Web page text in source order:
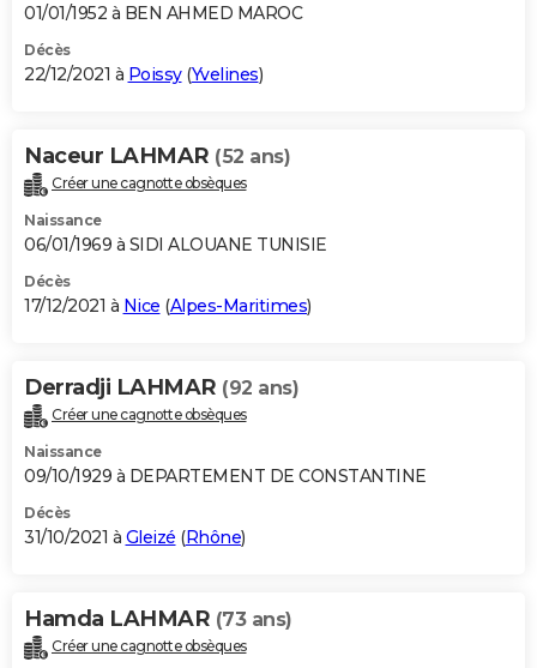
01/01/1952 à BEN AHMED MAROC
Décès
22/12/2021 à Poissy(Yvelines)
Naceur LAHMAR (52 ans)
Créer une cagnotte obsèques
Naissance
06/01/1969 à SIDI ALOUANE TUNISIE
Décès
17/12/2021 à Nice (Alpes-Maritimes)
Derradji LAHMAR (92 ans)
Créer une cagnotte obsèques
Naissance
09/10/1929 à DEPARTEMENT DE CONSTANTINE
Décès
31/10/2021 à Gleizé (Rhône)
Hamda LAHMAR (73 ans)
Créer une cagnotte obsèques